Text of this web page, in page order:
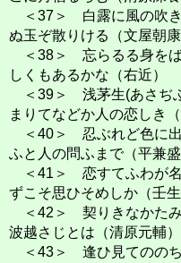
＜37＞ 白露に風の吹き
ぬ玉ぞ散りける（文屋朝康
＜38＞ 忘らるる身をば
しくもあるかな（右近）
＜39＞ 浅茅生(あさぢ
まりてなどか人の恋しき（
＜40＞ 忍ぶれど色に出
ふと人の問ふまで（平兼盛
＜41＞ 恋すてふわが名
ずこそ思ひそめしか（壬生
＜42＞ 契りきなかたみ
波越さじとは（清原元輔）
＜43＞ 逢ひ見てののち